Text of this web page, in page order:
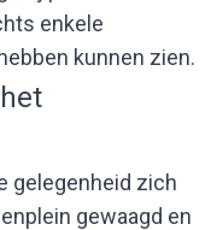
enkele
kunnen zien.
gelegenheid zich
gewaagd en